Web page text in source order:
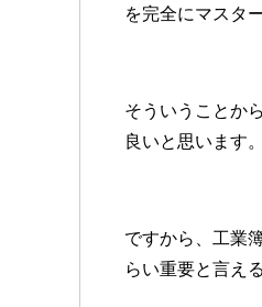
を完全にマスタ
そういうことか
良いと思います。
ですから、工業
らい重要と言え